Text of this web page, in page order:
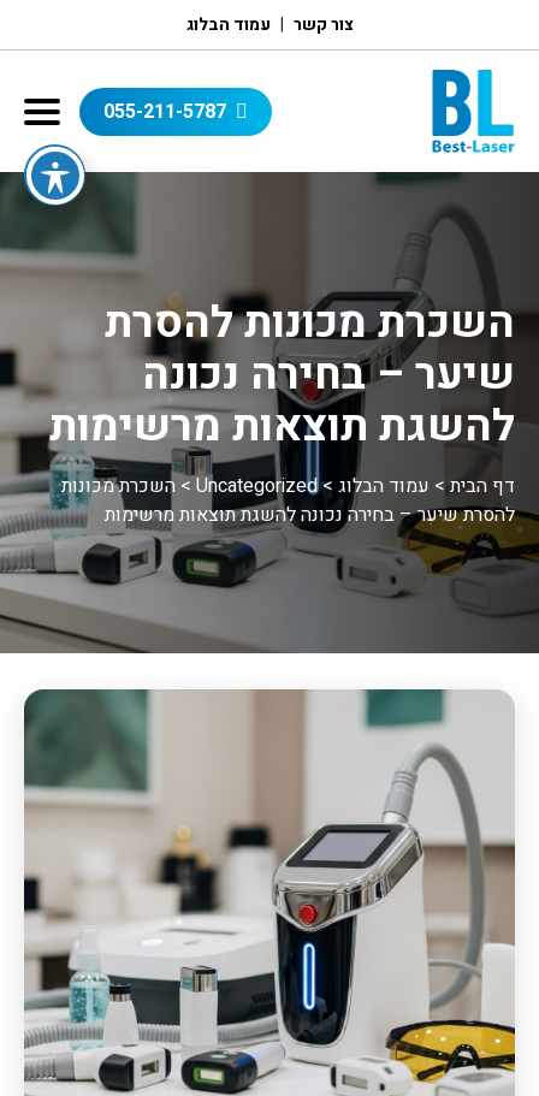
צור קשר עמוד הבלוג
055-211-5787
השכרת מכונות להסרת
שיער – בחירה נכונה
להשגת תוצאות מרשימות
דף הבית> עמוד הבלוג >
Uncategorized
> השכרת מכונות
להסרת שיער – בחירה נכונה להשגת תוצאות מרשימות